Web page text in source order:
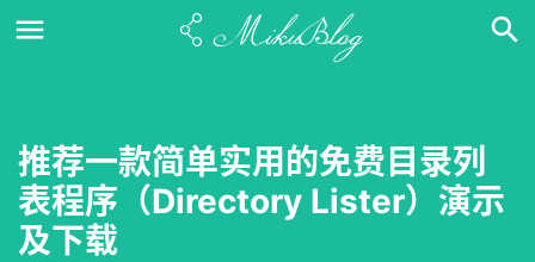
推荐一款简单实用的免费目录列
表程序（Directory Lister）演示
及下载